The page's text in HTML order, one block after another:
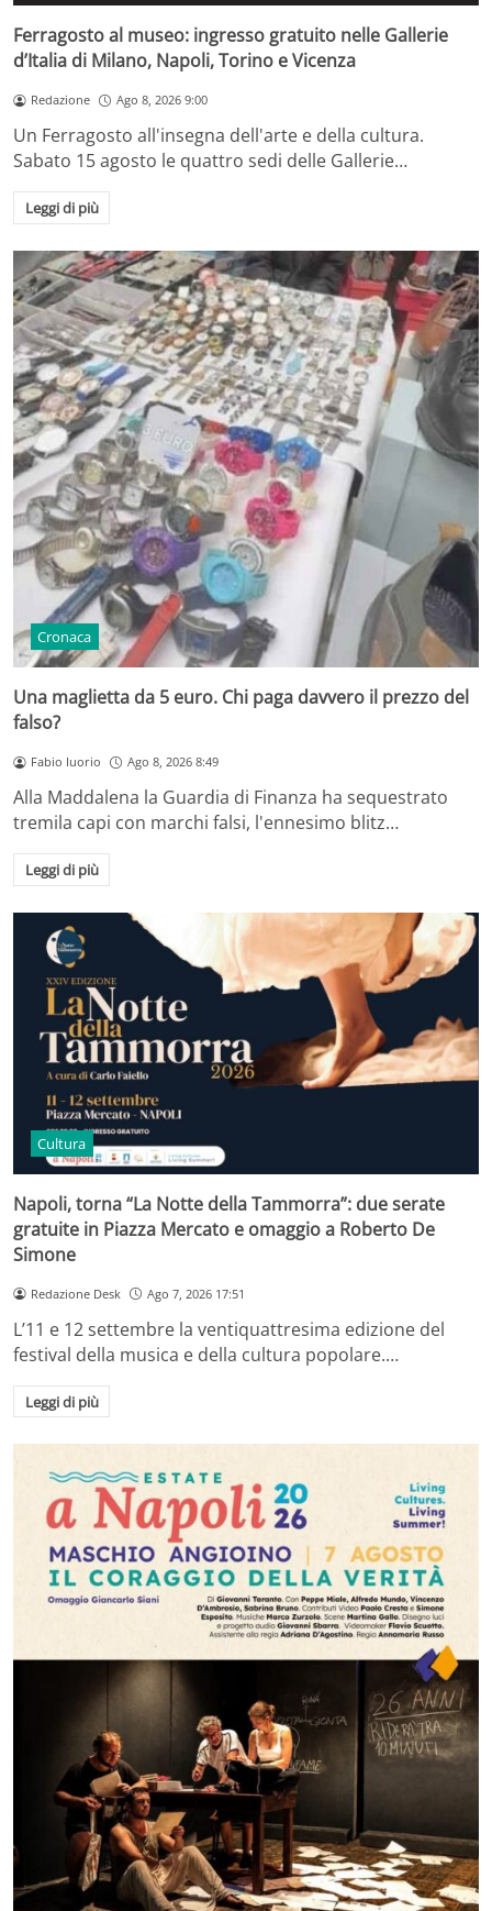
Ferragosto al museo: ingresso gratuito nelle Gallerie
d’Italia di Milano, Napoli, Torino e Vicenza
Redazione Ago 8, 2026 9:00
Un Ferragosto all'insegna dell'arte e della cultura.
Sabato 15 agosto le quattro sedi delle Gallerie…
Leggi di più
Cronaca
Una maglietta da 5 euro. Chi paga davvero il prezzo del
falso?
Fabio Iuorio Ago 8, 2026 8:49
Alla Maddalena la Guardia di Finanza ha sequestrato
tremila capi con marchi falsi, l'ennesimo blitz…
Leggi di più
Cultura
Napoli, torna “La Notte della Tammorra”: due serate
gratuite in Piazza Mercato e omaggio a Roberto De
Simone
Redazione Desk Ago 7, 2026 17:51
L’11 e 12 settembre la ventiquattresima edizione del
festival della musica e della cultura popolare.…
Leggi di più